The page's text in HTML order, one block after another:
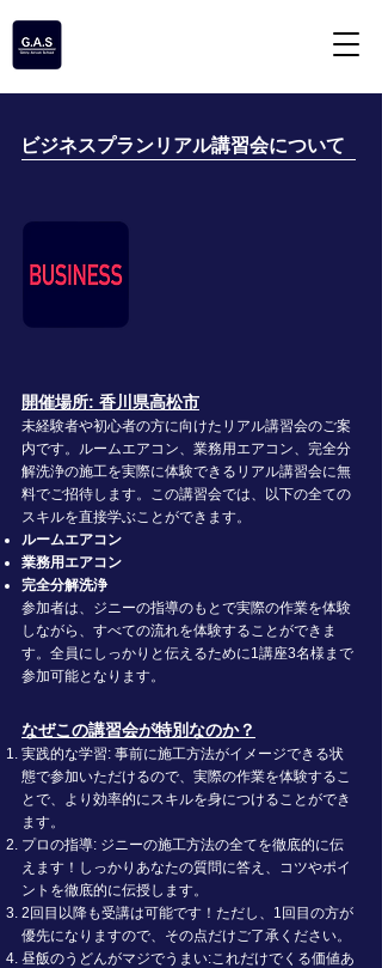
​ビジネスプランリアル講習会について
開催場所: 香川県高松市
未経験者や初心者の方に向けたリアル講習会のご案
内です。ルームエアコン、業務用エアコン、完全分
解洗浄の施工を実際に体験できるリアル講習会に無
料でご招待します。この講習会では、以下の全ての
スキルを直接学ぶことができます。
ルームエアコン
業務用エアコン
完全分解洗浄
参加者は、ジニーの指導のもとで実際の作業を体験
しながら、すべての流れを体験することができま
す。全員にしっかりと伝えるために1講座3名様まで
参加可能となります。
なぜこの講習会が特別なのか？
実践的な学習: 事前に施工方法がイメージできる状
態で参加いただけるので、実際の作業を体験するこ
とで、より効率的にスキルを身につけることができ
ます。
プロの指導: ジニーの施工方法の全てを徹底的に伝
えます！しっかりあなたの質問に答え、コツやポイ
ントを徹底的に伝授します。
​2回目以降も受講は可能です！ただし、1回目の方が
優先になりますので、その点だけご了承ください。
昼飯のうどんがマジでうまい:これだけでくる価値あ